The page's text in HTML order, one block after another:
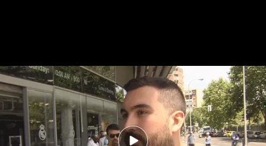
¿Raúl como director deportivo? El
madridismo opina tras el anuncio de
Enrique Riquelme
Un aficionado opina sobre Raúl como director deportivo del Real Madrid.
ElDesmarque